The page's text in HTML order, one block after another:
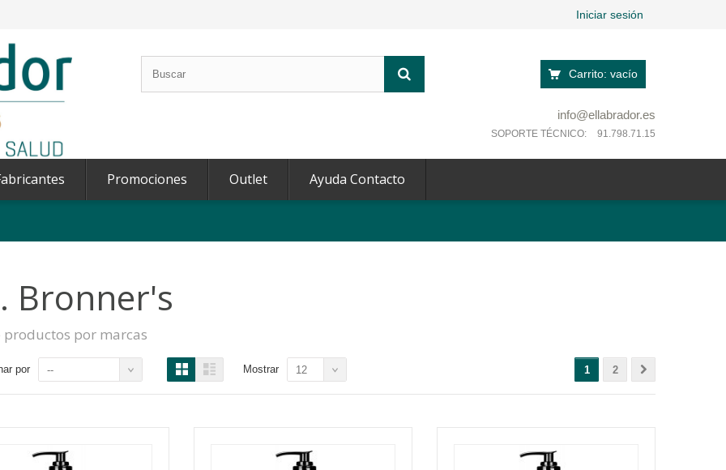
Iniciar sesión
Carrito: vacío
info@ellabrador.es
SOPORTE TÉCNICO: 91.798.71.15
Promociones Outlet Ayuda Contacto
Bronner's
productos por marcas
por -- Mostrar 12 1 2